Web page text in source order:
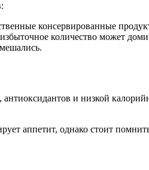
консервированные
количество может
и низкой
аппетит, однако стоит